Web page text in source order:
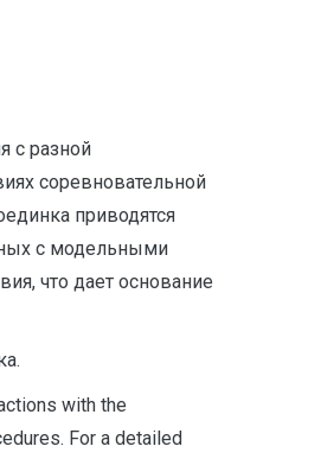
с разной
соревновательной
приводятся
с модельными
что дает основание
with the
For a detailed